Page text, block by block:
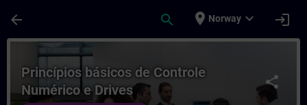
arrow_back search place Norway expand_more login
Kurs - Princípios básicos de Controle
share
Princípios básicos de Controle
Numérico e Drives